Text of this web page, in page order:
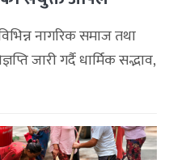
नागरिक समाज तथा
जारी गर्दै धार्मिक सद्भाव,
राख्न सबै पक्षलाई संयमता